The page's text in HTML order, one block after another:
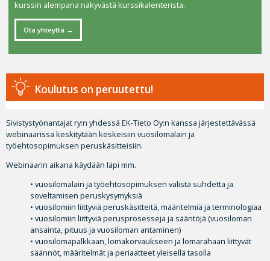
Koulutus on peruutettu!
Sivistystyönantajat ry:n yhdessä EK-Tieto Oy:n kanssa järjestettävässä
webinaarissa keskitytään keskeisiin vuosilomalain ja
työehtosopimuksen peruskäsitteisiin.
Webinaarin aikana käydään läpi mm.
• vuosilomalain ja työehtosopimuksen välistä suhdetta ja
soveltamisen peruskysymyksiä
• vuosilomiin liittyviä peruskäsitteitä, määritelmiä ja terminologiaa
• vuosilomiin liittyviä perusprosesseja ja sääntöjä (vuosiloman
ansainta, pituus ja vuosiloman antaminen)
• vuosilomapalkkaan, lomakorvaukseen ja lomarahaan liittyvät
säännöt, määritelmät ja periaatteet yleisellä tasolla
kurssin alempana näkyvästä kurssikalenterista.
Ota yhteyttä